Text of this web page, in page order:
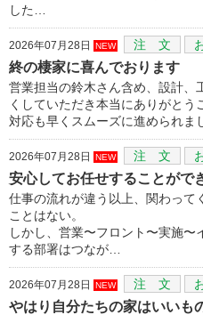
した…
2026年07月28日 NEW 注 文
終の棲家に喜んでおります
営業担当の鈴木さん含め、設計、
くしていただき本当にありがとう
対応も早くスムーズに進められま
2026年07月28日 NEW 注 文
安心してお任せすることがで
仕事の流れが違う以上、関わって
ことはない。
しかし、営業〜フロント〜実施
する部署はつなが…
2026年07月28日 NEW 注 文
やはり自分たちの家はいいも